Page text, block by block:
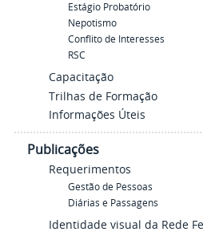
Estágio Probatório
Nepotismo
Conflito de Interesses
RSC
Capacitação
Trilhas de Formação
Informações Úteis
Publicações
Requerimentos
Gestão de Pessoas
Diárias e Passagens
Identidade visual da Rede